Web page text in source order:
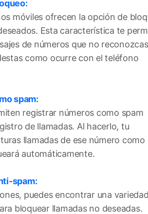
móviles ofrecen la opción de
Esta característica te
de números que no
como ocurre con el teléfono
spam:
registrar números como spam
de llamadas. Al hacerlo, tu
llamadas de ese número como
automáticamente.
spam:
puedes encontrar una
bloquear llamadas no deseadas.